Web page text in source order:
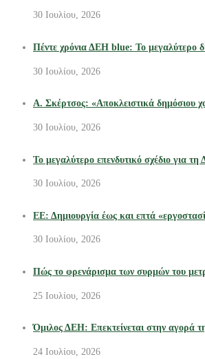
30 Ιουλίου, 2026
Πέντε χρόνια ΔΕΗ blue: Το μεγαλύτερο
30 Ιουλίου, 2026
Α. Σκέρτσος: «Αποκλειστικά δημόσιου
30 Ιουλίου, 2026
Το μεγαλύτερο επενδυτικό σχέδιο για
30 Ιουλίου, 2026
ΕΕ: Δημιουργία έως και επτά
30 Ιουλίου, 2026
Πώς το φρενάρισμα των συρμών του
25 Ιουλίου, 2026
Όμιλος ΔΕΗ: Επεκτείνεται στην αγορά
24 Ιουλίου, 2026